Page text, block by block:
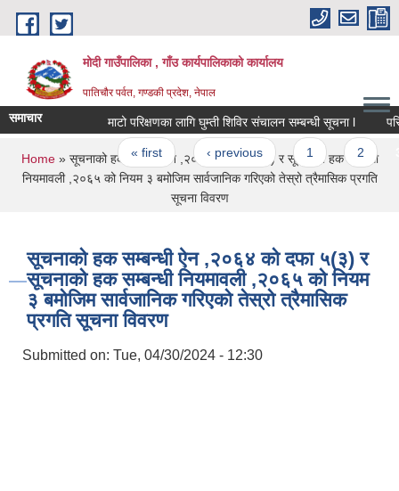
Skip to main content
मोदी गाउँपालिका , गाँउ कार्यपालिकाको कार्यालय
पातिचौर पर्वत, गण्डकी प्रदेश, नेपाल
समाचार माटो परिक्षणका लागि घुम्ती शिविर संचालन सम्बन्धी सूचना l
Pages
« first ‹ previous 1 2 3
You are here
Home» सूचनाको हक सम्बन्धी ऐन ,२०६४ को दफा ५(३) र सूचनाको हक सम्बन्धी
नियमावली ,२०६५ को नियम ३ बमोजिम सार्वजानिक गरिएको तेस्रो त्रैमासिक प्रगति
सूचना विवरण
सूचनाको हक सम्बन्धी ऐन ,२०६४ को दफा ५(३) र
सूचनाको हक सम्बन्धी नियमावली ,२०६५ को नियम
३ बमोजिम सार्वजानिक गरिएको तेस्रो त्रैमासिक
प्रगति सूचना विवरण
Submitted on: Tue, 04/30/2024 - 12:30